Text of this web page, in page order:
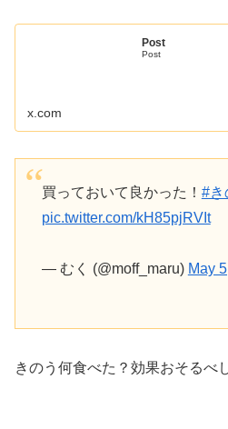
Post
Post
x.com
買っておいて良かった！ #き
pic.twitter.com/kH85pjRVIt
— むく (@moff_maru) May
きのう何食べた？効果おそるべ